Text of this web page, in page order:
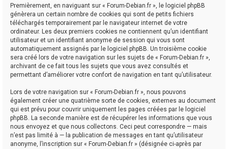
Premièrement, en naviguant sur « Forum-Debian.fr », le logiciel phpBB
génèrera un certain nombre de cookies qui sont de petits fichiers
téléchargés temporairement par le navigateur internet de votre
ordinateur. Les deux premiers cookies ne contiennent qu’un identifiant
utilisateur et un identifiant anonyme de session qui vous sont
automatiquement assignés par le logiciel phpBB. Un troisième cookie
sera créé lors de votre navigation sur les sujets de « Forum-Debian.fr »,
archivant de ce fait tous les sujets que vous avez consultés et
permettant d’améliorer votre confort de navigation en tant qu’utilisateur.
Lors de votre navigation sur « Forum-Debian.fr », nous pouvons
également créer une quatrième sorte de cookies, externes au document
qui est prévu pour couvrir uniquement les pages créées par le logiciel
phpBB. La seconde manière est de récupérer les informations que vous
nous envoyez et que nous collectons. Ceci peut correspondre — mais
n’est pas limité à — la publication de messages en tant qu’utilisateur
anonyme, l’inscription sur « Forum-Debian.fr » (désignée ci-après par